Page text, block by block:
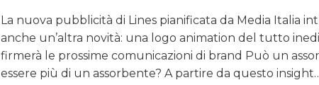
La nuova pubblicità di Lines pianificata da Media Italia
anche un’altra novità: una logo animation del tutto
firmerà le prossime comunicazioni di brand Può un
essere più di un assorbente? A partire da questo